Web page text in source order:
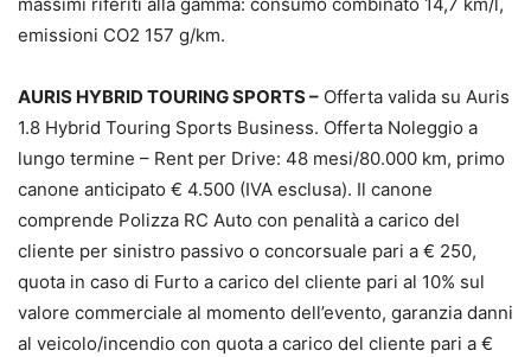
emissioni CO2 157 g/km.
AURIS HYBRID TOURING SPORTS – Offerta valida su Auris
1.8 Hybrid Touring Sports Business. Offerta Noleggio a
lungo termine – Rent per Drive: 48 mesi/80.000 km, primo
canone anticipato € 4.500 (IVA esclusa). Il canone
comprende Polizza RC Auto con penalità a carico del
cliente per sinistro passivo o concorsuale pari a € 250,
quota in caso di Furto a carico del cliente pari al 10% sul
valore commerciale al momento dell’evento, garanzia danni
al veicolo/incendio con quota a carico del cliente pari a €